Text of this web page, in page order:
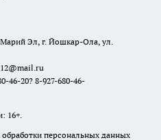
Марий Эл, г. Йошкар-Ола, ул.
46-20? 8-927-680-46-
16+.
персональных данных